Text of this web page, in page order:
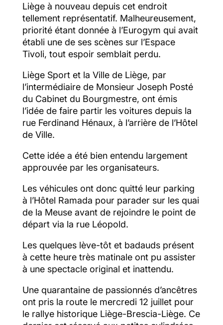
Liège à nouveau depuis cet endroit
tellement représentatif. Malheureusement,
priorité étant donnée à l’Eurogym qui avait
établi une de ses scènes sur l’Espace
Tivoli, tout espoir semblait perdu.
Liège Sport et la Ville de Liège, par
l’intermédiaire de Monsieur Joseph Posté
du Cabinet du Bourgmestre, ont émis
l’idée de faire partir les voitures depuis la
rue Ferdinand Hénaux, à l’arrière de l’Hôtel
de Ville.
Cette idée a été bien entendu largement
approuvée par les organisateurs.
Les véhicules ont donc quitté leur parking
à l’Hôtel Ramada pour parader sur les quai
de la Meuse avant de rejoindre le point de
départ via la rue Léopold.
Les quelques lève-tôt et badauds présent
à cette heure très matinale ont pu assister
à une spectacle original et inattendu.
Une quarantaine de passionnés d’ancêtres
ont pris la route le mercredi 12 juillet pour
le rallye historique Liège-Brescia-Liège. Ce